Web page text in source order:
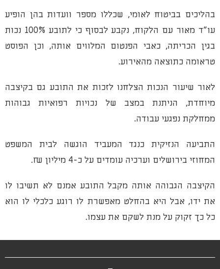
בהליכים בביטוח לאומי, שכללו מספר וועדות בהן הופיע
עו"ד מאור עם הלקוח, נקבע לבסוף כי לתובע 100% נכות
בגין הכריתה, כאבי הפנטום המלווים אותה, וכן הפוסט
טראומה כתוצאה מהאירוע.
לאור שיעור הנכות הצלחנו לזכות את התובע גם בקיצבה
מיוחדת, הניתנת במצב של נכויות רפואיות גבוהות
ממחלקת נפגעי עבודה.
התביעה הנזיקית כנגד המעביד הוגשה לבית המשפט
המחוזי בירושלים וערכיה עומדים על כ-4 מיליון ₪.
הקיצבה הגבוהה אותה מקבל התובע אמנם לא תשיבו לו
את ידו, אבל היא בהחלט מאפשרת לו רוגע כלכלי לו הוא
כל כך זקוק על מנת לשקם את עצמו.